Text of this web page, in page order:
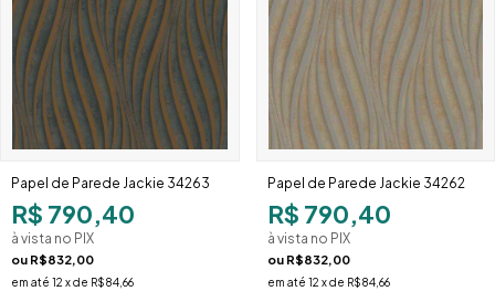
Papel de Parede Jackie 34263
R$ 790,40
à vista no PIX
ou R$832,00
em até 12 x de R$84,66
Papel de Parede Jackie 34262
R$ 790,40
à vista no PIX
ou R$832,00
em até 12 x de R$84,66